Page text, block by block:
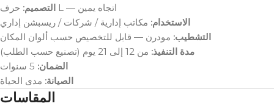
التصميم:
حرف L — اتجاه يمين
الاستخدام: مكاتب إدارية / شركات / ريسبشن إداري
التشطيب: مودرن — قابل للتخصيص حسب ألوان المكان
مدة التنفيذ: من 12 إلى 21 يوم (تصنيع حسب الطلب)
الضمان:
الصيانة: مدى الحياة
المقاسات